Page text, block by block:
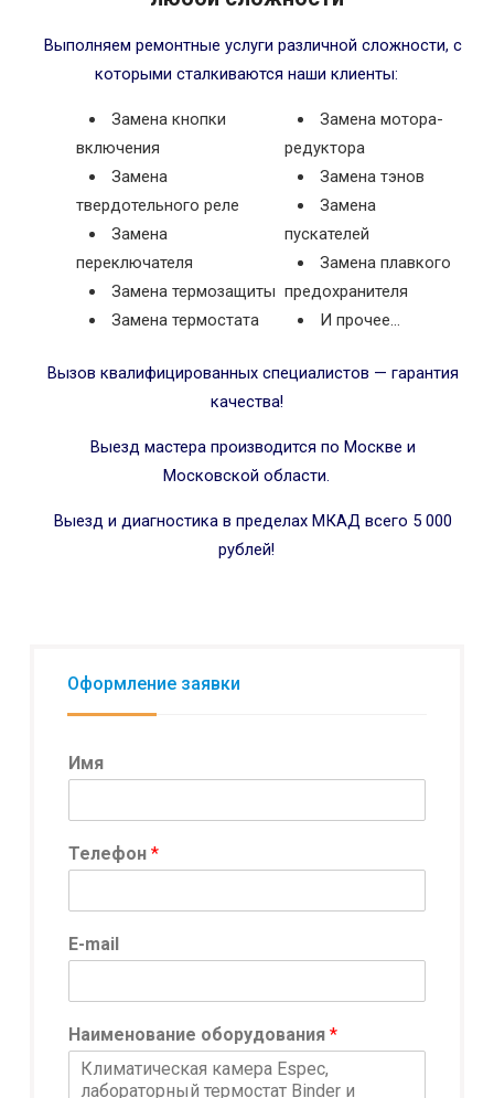
Выполняем ремонтные услуги различной сложности, с
которыми сталкиваются наши клиенты:
Замена кнопки
включения
Замена
твердотельного реле
Замена
переключателя
Замена термозащиты
Замена термостата
Замена мотора-
редуктора
Замена тэнов
Замена
пускателей
Замена плавкого
предохранителя
И прочее…
Вызов квалифицированных специалистов — гарантия
качества!
Выезд мастера производится по Москве и
Московской области.
Выезд и диагностика в пределах МКАД всего 5 000
рублей!
Оформление заявки
Имя
Телефон *
E-mail
Наименование оборудования *